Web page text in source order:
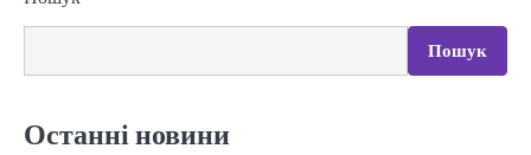
Пошук
Останні новини